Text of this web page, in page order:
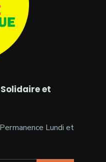
et
Lundi et